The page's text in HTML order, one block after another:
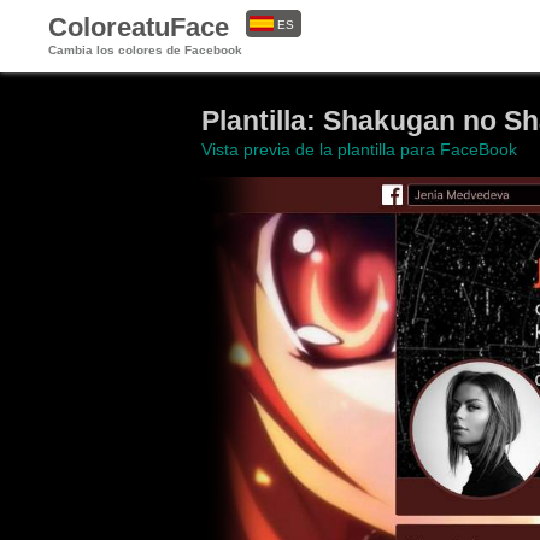
ColoreatuFace
Cambia los colores de Facebook
ES
Plantilla: Shakugan no
Vista previa de la plantilla para FaceBook